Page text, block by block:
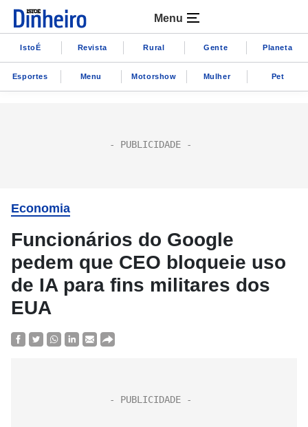
Menu
IstoÉ Revista Rural Gente Planeta
Esportes Menu Motorshow Mulher Pet
Economia
Funcionários do Google
pedem que CEO bloqueie uso
de IA para fins militares dos
EUA